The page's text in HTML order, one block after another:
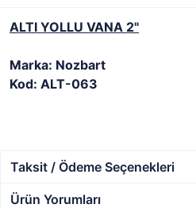
ALTI YOLLU VANA 2"
Marka: Nozbart
Kod: ALT-063
Taksit / Ödeme Seçenekleri
Ürün Yorumları